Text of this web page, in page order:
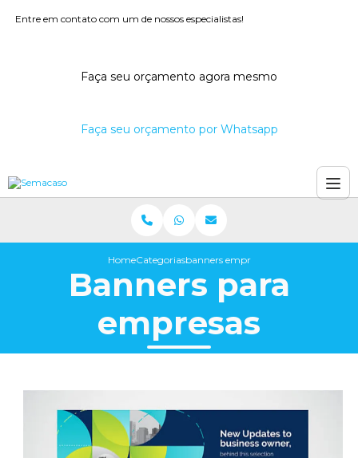
Entre em contato com um de nossos especialistas!
Faça seu orçamento agora mesmo
Faça seu orçamento por Whatsapp
HomeCategoriasbanners empresas
Banners para
empresas